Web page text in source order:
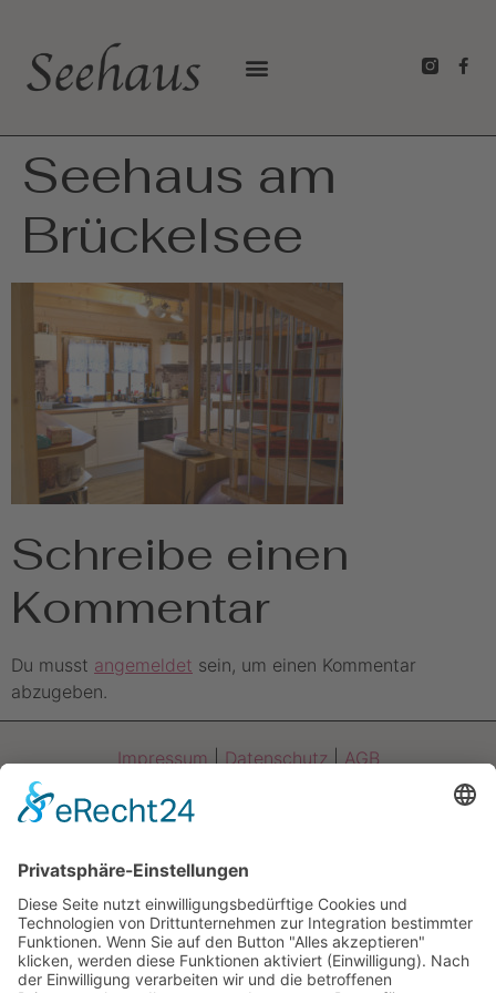
Seehaus am
Brückelsee
Schreibe einen
Kommentar
Du musst angemeldet sein, um einen Kommentar
abzugeben.
Impressum Datenschutz AGB
92442 Wackersdorf